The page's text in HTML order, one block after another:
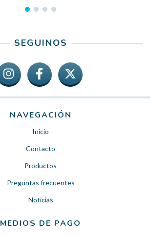
SEGUINOS
NAVEGACIÓN
Inicio
Contacto
Productos
Preguntas frecuentes
Noticias
MEDIOS DE PAGO